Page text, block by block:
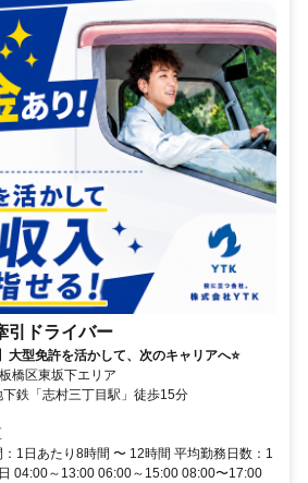
引ドライバー
大型免許を活かして、次のキャリアへ⭐
橋区東坂下エリア
鉄「志村三丁目駅」徒歩15分
1日あたり8時間 〜 12時間 平均勤務日数：1
04:00～13:00 06:00～15:00 08:00〜17:00